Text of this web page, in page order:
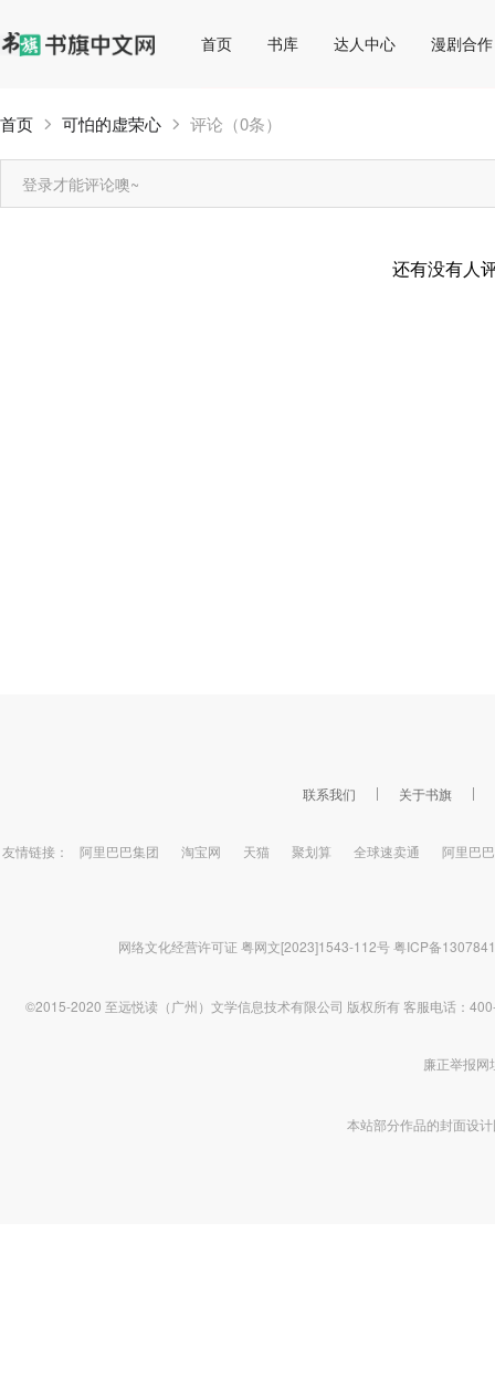
首页 书库 达人中心 漫剧合作
首页 可怕的虚荣心 评论（0条）
登录才能评论噢~
还有没有人
联系我们 关于书旗
友情链接： 阿里巴巴集团 淘宝网 天猫 聚划算 全球速卖通 阿里巴
网络文化经营许可证 粤网文[2023]1543-112号粤ICP备
©2015-2020 至远悦读（广州）文学信息技术有限公司 版权所有 客服电话：
廉正举报
本站部分作品的封面设